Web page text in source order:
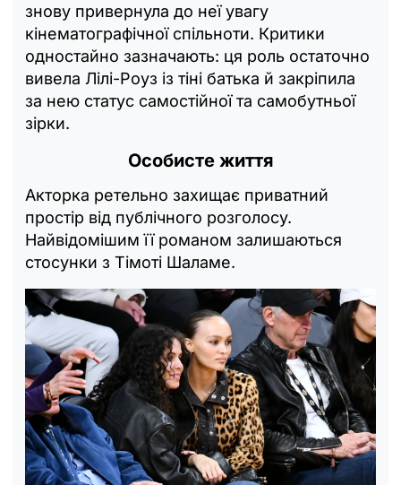
знову привернула до неї увагу
кінематографічної спільноти. Критики
одностайно зазначають: ця роль остаточно
вивела Лілі-Роуз із тіні батька й закріпила
за нею статус самостійної та самобутньої
зірки.
Особисте життя
Акторка ретельно захищає приватний
простір від публічного розголосу.
Найвідомішим її романом залишаються
стосунки з Тімоті Шаламе.